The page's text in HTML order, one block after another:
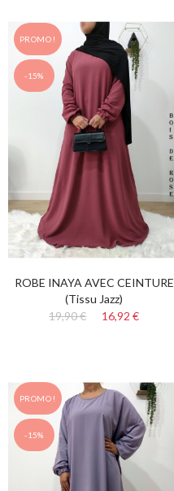
PROMO !
-15%
ROBE INAYA AVEC CEINTURE
(tissu Jazz)
19,90 €
16,92 €
PROMO !
-15%